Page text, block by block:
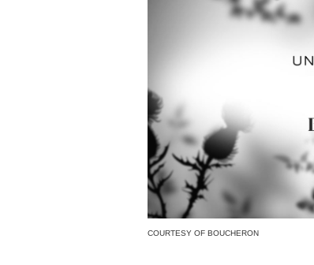
COURTESY OF BOUCHERON